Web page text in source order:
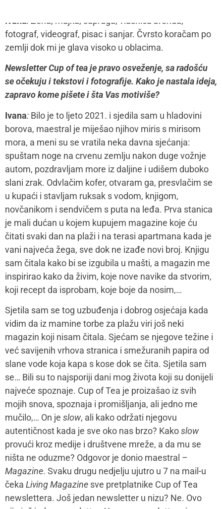
Ivana: Žena, majka, supruga, vlasnica brenda,
fotograf, videograf, pisac i sanjar. Čvrsto koračam po
zemlji dok mi je glava visoko u oblacima.
Newsletter Cup of tea je pravo osveženje, sa radošću
se očekuju i tekstovi i fotografije. Kako je nastala ideja,
zapravo kome pišete i šta Vas motiviše?
Ivana: Bilo je to ljeto 2021. i sjedila sam u hladovini
borova, maestral je miješao njihov miris s mirisom
mora, a meni su se vratila neka davna sjećanja:
spuštam noge na crvenu zemlju nakon duge vožnje
autom, pozdravljam more iz daljine i udišem duboko
slani zrak. Odvlačim kofer, otvaram ga, presvlačim se
u kupaći i stavljam ruksak s vodom, knjigom,
novčanikom i sendvičem s puta na leđa. Prva stanica
je mali dućan u kojem kupujem magazine koje ću
čitati svaki dan na plaži i na terasi apartmana kada je
vani najveća žega, sve dok ne izađe novi broj. Knjigu
sam čitala kako bi se izgubila u mašti, a magazin me
inspirirao kako da živim, koje nove navike da stvorim,
koji recept da isprobam, koje boje da nosim,…
Sjetila sam se tog uzbuđenja i dobrog osjećaja kada
vidim da iz mamine torbe za plažu viri još neki
magazin koji nisam čitala. Sjećam se njegove težine i
već savijenih vrhova stranica i smežuranih papira od
slane vode koja kapa s kose dok se čita. Sjetila sam
se… Bili su to najsporiji dani mog života koji su donijeli
najveće spoznaje. Cup of Tea je proizašao iz svih
mojih snova, spoznaja i promišljanja, ali jedno me
mučilo,… On je slow, ali kako održati njegovu
autentičnost kada je sve oko nas brzo? Kakoslow
provući kroz medije i društvene mreže, a da mu se
ništa ne oduzme? Odgovor je donio maestral –
Magazine. Svaku drugu nedjelju ujutro u 7 na mail-u
čeka Living Magazine sve pretplatnike Cup of Tea
newslettera. Još jedan newsletter u nizu? Ne. Ovo